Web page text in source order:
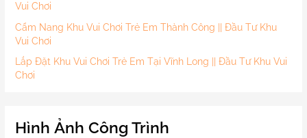
Vui Chơi
Cẩm Nang Khu Vui Chơi Trẻ Em Thành Công || Đầu Tư Khu
Vui Chơi
Lắp Đặt Khu Vui Chơi Trẻ Em Tại Vĩnh Long || Đầu Tư Khu Vui
Chơi
Hình Ảnh Công Trình